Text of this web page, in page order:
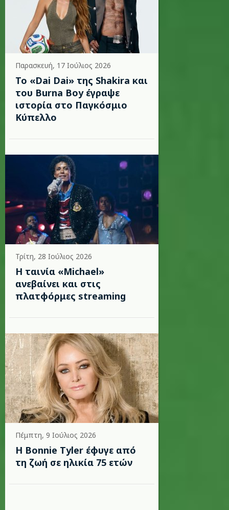
Παρασκευή, 17 Ιούλιος 2026
To «Dai Dai» της Shakira και
του Burna Boy έγραψε
ιστορία στο Παγκόσμιο
Κύπελλο
Τρίτη, 28 Ιούλιος 2026
Η ταινία «Michael»
ανεβαίνει και στις
πλατφόρμες streaming
Πέμπτη, 9 Ιούλιος 2026
Η Bonnie Tyler έφυγε από
τη ζωή σε ηλικία 75 ετών